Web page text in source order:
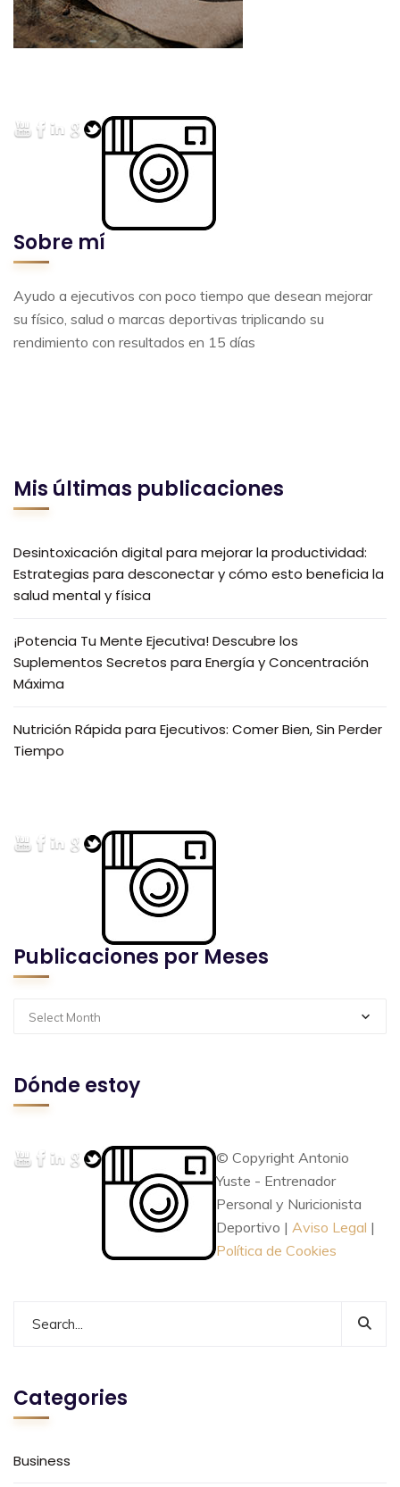
Sobre mí
Ayudo a ejecutivos con poco tiempo que desean mejorar
su físico, salud o marcas deportivas triplicando su
rendimiento con resultados en 15 días
Mis últimas publicaciones
Desintoxicación digital para mejorar la productividad:
Estrategias para desconectar y cómo esto beneficia la
salud mental y física
¡Potencia Tu Mente Ejecutiva! Descubre los
Suplementos Secretos para Energía y Concentración
Máxima
Nutrición Rápida para Ejecutivos: Comer Bien, Sin Perder
Tiempo
Publicaciones por Meses
Select Month
Dónde estoy
© Copyright Antonio
Yuste - Entrenador
Personal y Nuricionista
Deportivo | Aviso Legal |
Política de Cookies
Categories
Business